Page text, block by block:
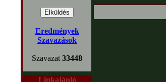
Eredmények
Szavazások
Szavazat 33448
Linkajánló